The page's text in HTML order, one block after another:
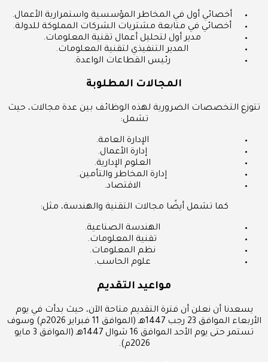
أخصائي أول في المخاطر المؤسسية واستمرارية الأعمال.
أخصائي في متابعة مشتريات الشركات المملوكة للدولة.
مدير أول لتحليل أعمال تقنية المعلومات.
المدير التنفيذي لتقنية المعلومات.
رئيس القطاعات الواعدة.
المجالات المطلوبة
تتوزع التخصصات الضرورية لهذه الوظائف بين عدة مجالات، حيث
تشمل:
الإدارة العامة.
إدارة الأعمال.
العلوم الإدارية.
إدارة المخاطر والتأمين.
الاقتصاد.
كما تشمل أيضًا مجالات التقنية والهندسة، مثل:
الهندسة الصناعية.
تقنية المعلومات.
نظم المعلومات.
علوم الحاسب.
مواعيد التقديم
يسعدنا أن نعلن أن فترة التقديم متاحة الآن، حيث بدأت في يوم
الأربعاء الموافق 23 رجب 1447هـ (الموافق 11 فبراير 2026م) وسوف
تستمر حتى يوم الأحد الموافق 16 شوال 1447هـ (الموافق 3 مايو
2026م).